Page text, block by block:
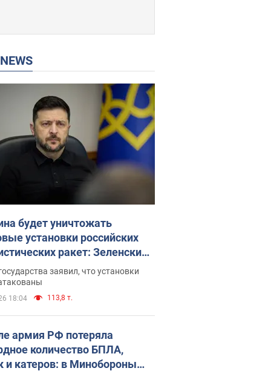
NEWS
будет уничтожать
установки российских
ракет: Зеленский
заседание СНБО
заявил, что установки
18:04 113,8 т.
армия РФ потеряла
количество БПЛА,
и катеров: в Минобороны